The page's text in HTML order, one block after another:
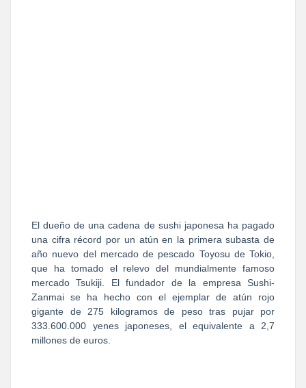
El dueño de una cadena de sushi japonesa ha pagado
una cifra récord por un atún en la primera subasta de
año nuevo del mercado de pescado Toyosu de Tokio,
que ha tomado el relevo del mundialmente famoso
mercado Tsukiji. El fundador de la empresa Sushi-
Zanmai se ha hecho con el ejemplar de atún rojo
gigante de 275 kilogramos de peso tras pujar por
333.600.000 yenes japoneses, el equivalente a 2,7
millones de euros.